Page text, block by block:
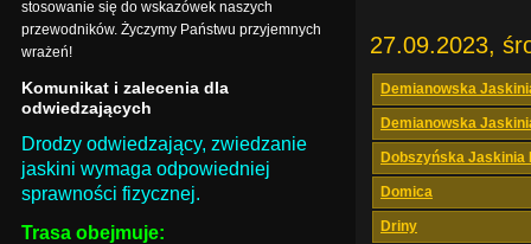
27.09.2023,
Demianowska
Demianowska
Dobszyńska Jaskinia
Domica
Driny
stosowanie się do wskazówek naszych
przewodników. Życzymy Państwu przyjemnych
wrażeń!
Komunikat i zalecenia dla
odwiedzających
Drodzy odwiedzający, zwiedzanie
jaskini wymaga odpowiedniej
sprawności fizycznej.
Trasa obejmuje: